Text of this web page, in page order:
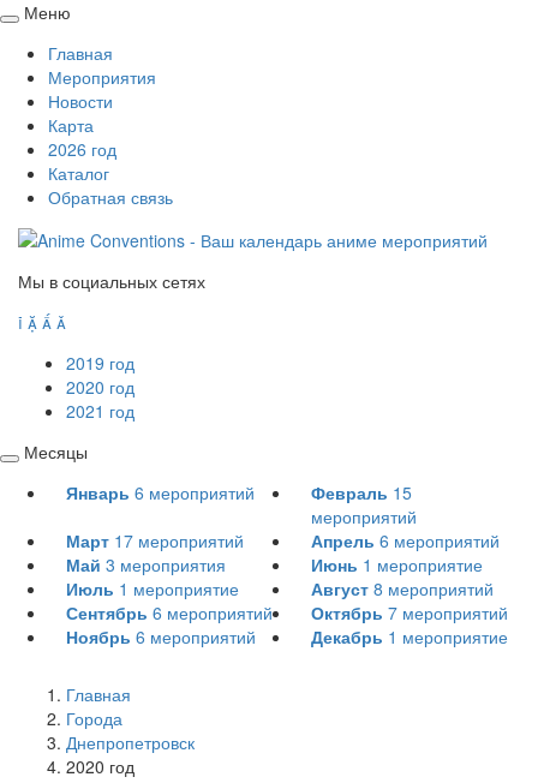
Свернуть
развернуть
Меню
Главная
Мероприятия
Новости
Карта
2026 год
Каталог
Обратная связь
Мы в социальных сетях
   
2019 год
2020 год
2021 год
Свернуть
Месяцы
Январь 6 мероприятий Февраль 15
мероприятий
Март 17 мероприятий Апрель 6 мероприятий
Май 3 мероприятия Июнь 1 мероприятие
Июль 1 мероприятие Август 8 мероприятий
Сентябрь 6 мероприятий Октябрь 7 мероприятий
Ноябрь 6 мероприятий Декабрь 1 мероприятие
Главная
Города
Днепропетровск
2020 год